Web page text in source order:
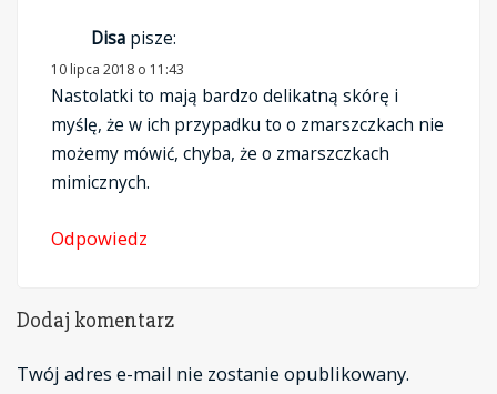
Disa pisze:
10 lipca 2018 o 11:43
Nastolatki to mają bardzo delikatną skórę i
myślę, że w ich przypadku to o zmarszczkach nie
możemy mówić, chyba, że o zmarszczkach
mimicznych.
Odpowiedz
Dodaj komentarz
Twój adres e-mail nie zostanie opublikowany.